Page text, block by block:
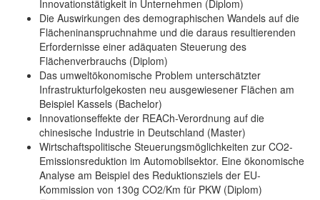
Innovationstätigkeit in Unternehmen (Diplom)
Die Auswirkungen des demographischen Wandels auf die
Flächeninanspruchnahme und die daraus resultierenden
Erfordernisse einer adäquaten Steuerung des
Flächenverbrauchs (Diplom)
Das umweltökonomische Problem unterschätzter
Infrastrukturfolgekosten neu ausgewiesener Flächen am
Beispiel Kassels (Bachelor)
Innovationseffekte der REACh-Verordnung auf die
chinesische Industrie in Deutschland (Master)
Wirtschaftspolitische Steuerungsmöglichkeiten zur CO2-
Emissionsreduktion im Automobilsektor. Eine ökonomische
Analyse am Beispiel des Reduktionsziels der EU-
Kommission von 130g CO2/Km für PKW (Diplom)